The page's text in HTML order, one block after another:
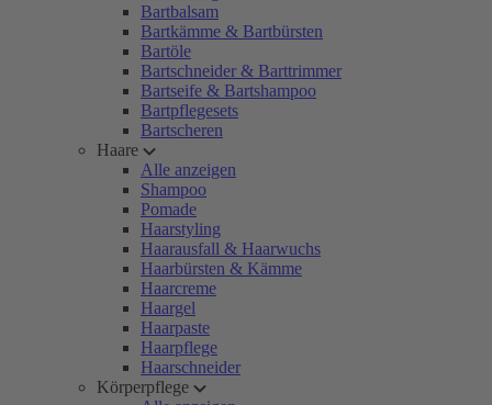
Bartbalsam
Bartkämme & Bartbürsten
Bartöle
Bartschneider & Barttrimmer
Bartseife & Bartshampoo
Bartpflegesets
Bartscheren
Haare
Alle anzeigen
Shampoo
Pomade
Haarstyling
Haarausfall & Haarwuchs
Haarbürsten & Kämme
Haarcreme
Haargel
Haarpaste
Haarpflege
Haarschneider
Körperpflege